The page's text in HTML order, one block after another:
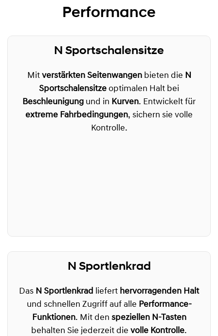
Performance
N Sportschalensitze
Mit verstärkten Seitenwangenbieten die N
Sportschalensitze optimalen Halt bei
Beschleunigung und in Kurven. Entwickelt für
extreme Fahrbedingungen, sichern sie volle
Kontrolle.
N Sportlenkrad
Das N Sportlenkrad liefert hervorragenden Halt
und schnellen Zugriff auf alle Performance-
Funktionen. Mit den speziellen N-Tasten
behalten Sie jederzeit die volle Kontrolle.